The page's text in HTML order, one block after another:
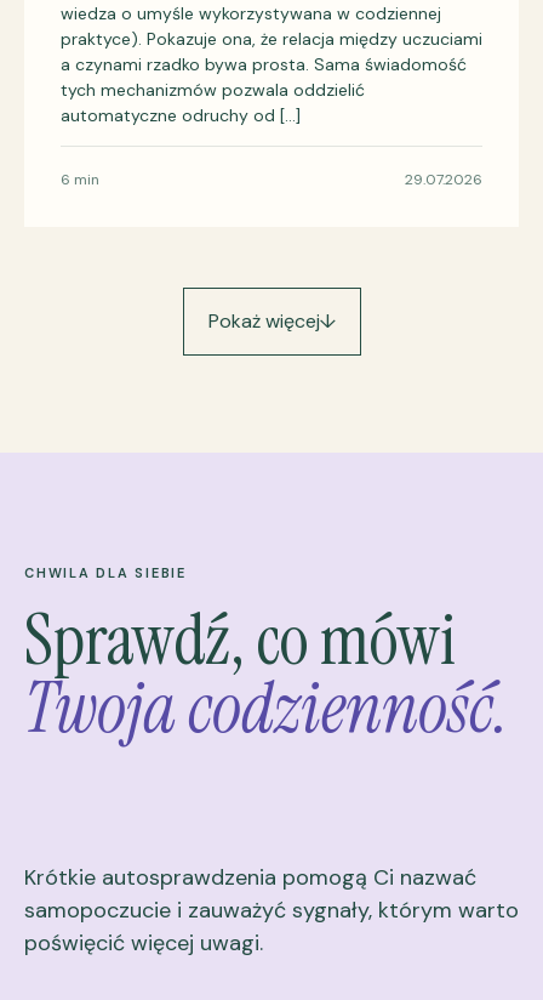
wiedza o umyśle wykorzystywana w codziennej
praktyce). Pokazuje ona, że relacja między uczuciami
a czynami rzadko bywa prosta. Sama świadomość
tych mechanizmów pozwala oddzielić
automatyczne odruchy od […]
6 min 29.07.2026
Pokaż więcej↓
CHWILA DLA SIEBIE
Sprawdź, co mówi
Twoja codzienność.
Krótkie autosprawdzenia pomogą Ci nazwać
samopoczucie i zauważyć sygnały, którym warto
poświęcić więcej uwagi.